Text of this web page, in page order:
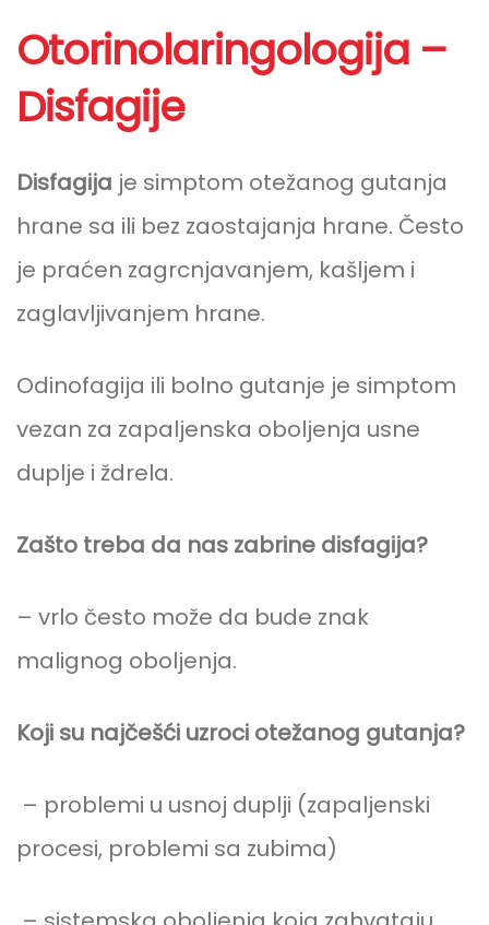
Otorinolaringologija –
Disfagije
Disfagija je simptom otežanog gutanja
hrane sa ili bez zaostajanja hrane. Često
je praćen zagrcnjavanjem, kašljem i
zaglavljivanjem hrane.
Odinofagija ili bolno gutanje je simptom
vezan za zapaljenska oboljenja usne
duplje i ždrela.
Zašto treba da nas zabrine disfagija?
– vrlo često može da bude znak
malignog oboljenja.
Koji su najčešći uzroci otežanog gutanja?
– problemi u usnoj duplji (zapaljenski
procesi, problemi sa zubima)